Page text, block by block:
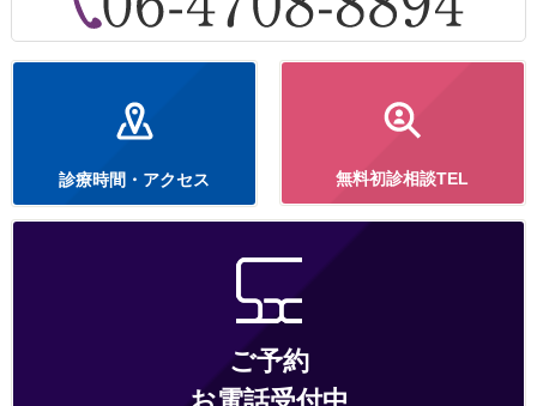
診療時間・アクセス 無料初診相談TEL
ご予約